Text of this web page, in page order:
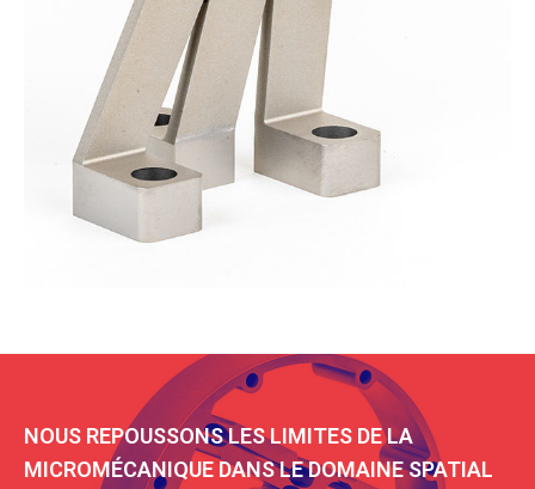
NOUS REPOUSSONS LES LIMITES DE LA
MICROMÉCANIQUE DANS LE DOMAINE SPATIAL